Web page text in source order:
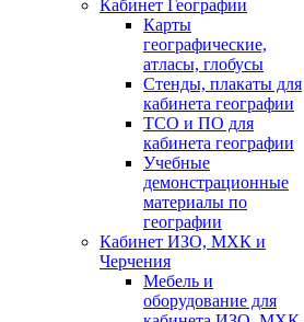
Кабинет Географии
Карты
географические,
атласы, глобусы
Стенды, плакаты для
кабинета географии
ТСО и ПО для
кабинета географии
Учебные
демонстрационные
материалы по
географии
Кабинет ИЗО, МХК и
Черчения
Мебель и
оборудование для